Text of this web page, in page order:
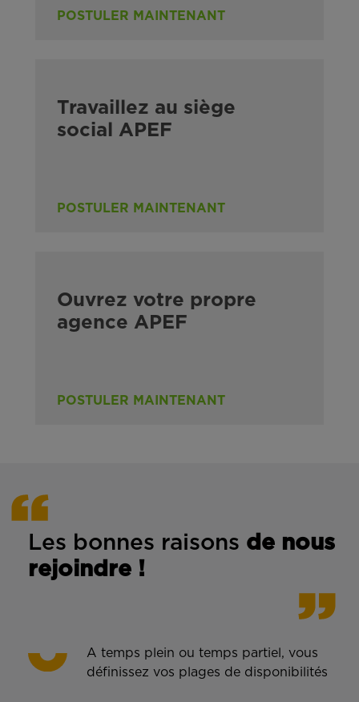
POSTULER MAINTENANT
Travaillez au siège
social APEF
POSTULER MAINTENANT
Ouvrez votre propre
agence APEF
POSTULER MAINTENANT
Les bonnes raisons de nous
rejoindre !
A temps plein ou temps partiel, vous
définissez vos plages de disponibilités